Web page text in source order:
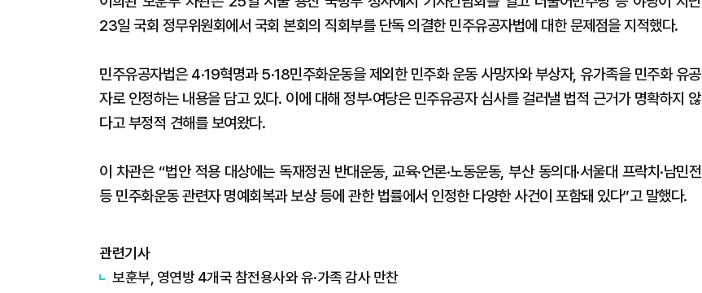
23일 국회 정무위원회에서 국회 본회의 직회부를 단독 의결한 민주유공자법에 대한 문제점을 지적했다.
민주유공자법은 4·19혁명과 5·18민주화운동을 제외한 민주화 운동 사망자와 부상자, 유가족을 민주화 유공
자로 인정하는 내용을 담고 있다. 이에 대해 정부·여당은 민주유공자 심사를 걸러낼 법적 근거가 명확하지 않
다고 부정적 견해를 보여왔다.
이 차관은 “법안 적용 대상에는 독재정권 반대운동, 교육·언론·노동운동, 부산 동의대·서울대 프락치·남민전
등 민주화운동 관련자 명예회복과 보상 등에 관한 법률에서 인정한 다양한 사건이 포함돼 있다”고 말했다.
관련기사
보훈부, 영연방 4개국 참전용사와 유·가족 감사 만찬